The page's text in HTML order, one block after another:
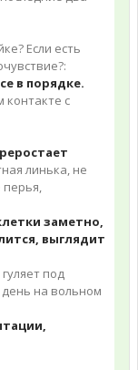
Если есть
в порядке.
контакте с
линька, не
заметно,
выглядит
под
на вольном